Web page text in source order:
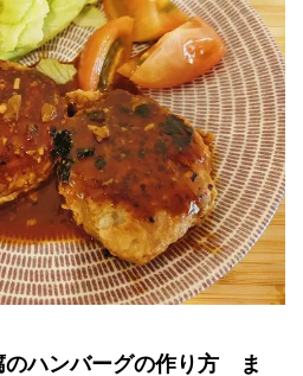
のハンバーグの作り方 ま